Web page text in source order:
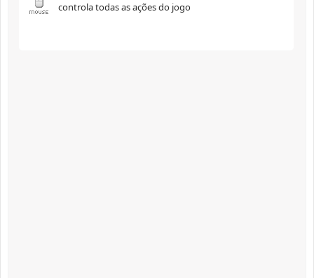
controla todas as ações do jogo